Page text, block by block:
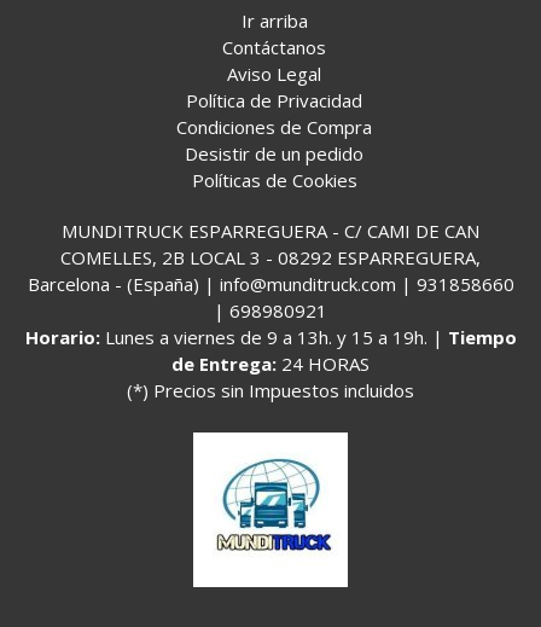
Ir arriba
Contáctanos
Aviso Legal
Política de Privacidad
Condiciones de Compra
Desistir de un pedido
Políticas de Cookies
MUNDITRUCK ESPARREGUERA - C/ CAMI DE CAN
COMELLES, 2B LOCAL 3 - 08292 ESPARREGUERA,
Barcelona - (España) | info@munditruck.com | 931858660
| 698980921
Horario: Lunes a viernes de 9 a 13h. y 15 a 19h. | Tiempo
de Entrega: 24 HORAS
(*) Precios sin Impuestos incluidos